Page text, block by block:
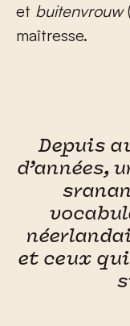
et buitenvrouw
maîtresse.
Depuis
d’années,
et ceux